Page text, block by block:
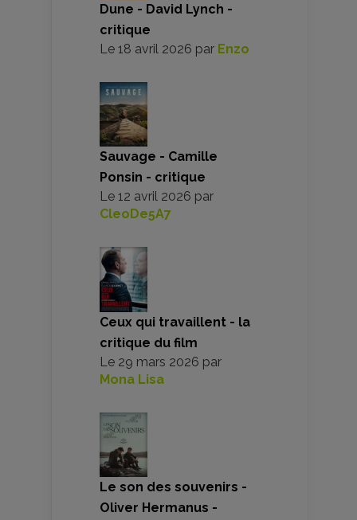
Dune - David Lynch -
critique
Le 18 avril 2026 par Enzo
Sauvage - Camille
Ponsin - critique
Le 12 avril 2026 par
CleoDe5A7
Ceux qui travaillent - la
critique du film
Le 29 mars 2026 par
Mona Lisa
Le son des souvenirs -
Oliver Hermanus -